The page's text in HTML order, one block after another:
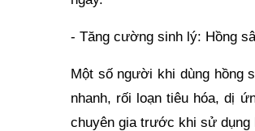
- Tăng cường sinh lý: Hồng
Một số người khi dùng hồng
nhanh, rối loạn tiêu hóa, dị
chuyên gia trước khi sử dụng